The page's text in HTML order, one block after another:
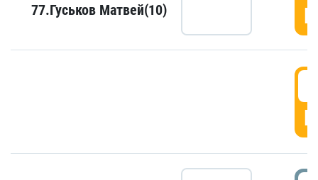
77.Гуськов Матвей(10)